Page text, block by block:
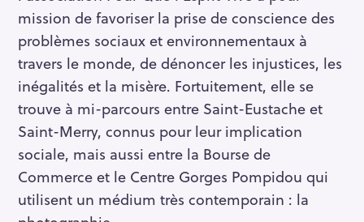
mission de favoriser la prise de conscience des
problèmes sociaux et environnementaux à
travers le monde, de dénoncer les injustices, les
inégalités et la misère. Fortuitement, elle se
trouve à mi-parcours entre Saint-Eustache et
Saint-Merry, connus pour leur implication
sociale, mais aussi entre la Bourse de
Commerce et le Centre Gorges Pompidou qui
utilisent un médium très contemporain : la